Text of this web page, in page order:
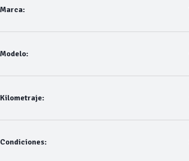
Marca:
Modelo:
Kilometraje:
Condiciones: